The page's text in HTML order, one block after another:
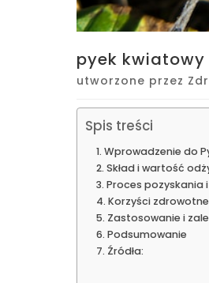
pyek kwiatowy
utworzone przez
Spis treści
Wprowadzenie do
Skład i wartość
Proces pozyskania
Korzyści
Zastosowanie i
Podsumowanie
Źródła: